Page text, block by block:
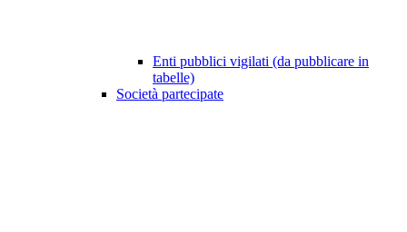
Enti pubblici vigilati (da pubblicare in
tabelle)
Società partecipate